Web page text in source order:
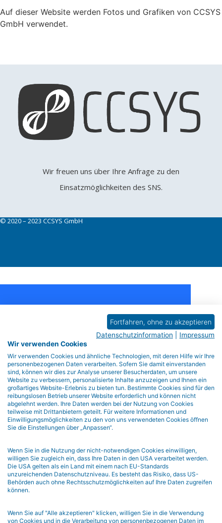
Auf dieser Website werden Fotos und Grafiken von CCSYS
GmbH verwendet.
Wir freuen uns über Ihre Anfrage zu den
Einsatzmöglichkeiten des SNS.
© 2020 – 2023 CCSYS GmbH
Black Friday Sale -
50% Discount
Day
Hr
Min
Sec
Yes, I Want This!
No Thanks, I don't want to save
Fortfahren, ohne zu akzeptieren
Datenschutzinformation
Impressum
Wir verwenden Cookies
Wir verwenden Cookies und ähnliche Technologien, mit deren Hilfe wir Ihre
personenbezogenen Daten verarbeiten. Sofern Sie damit einverstanden
sind, können wir dies zur Analyse unserer Besucherdaten, um unsere
Website zu verbessern, personalisierte Inhalte anzuzeigen und Ihnen ein
großartiges Website-Erlebnis zu bieten tun. Bestimmte Cookies sind für den
reibungslosen Betrieb unserer Website erforderlich und können nicht
abgelehnt werden. Ihre Daten werden bei der Nutzung von Cookies
teilweise mit Drittanbietern geteilt. Für weitere Informationen und
Einwilligungsmöglichkeiten zu den von uns verwendeten Cookies öffnen
Sie die Einstellungen über „Anpassen“.
Wenn Sie in die Nutzung der nicht-notwendigen Cookies einwilligen,
willigen Sie zugleich ein, dass Ihre Daten in den USA verarbeitet werden.
Die USA gelten als ein Land mit einem nach EU-Standards
unzureichenden Datenschutzniveau. Es besteht das Risiko, dass US-
Behörden auch ohne Rechtsschutzmöglichkeiten auf Ihre Daten zugreifen
können.
Wenn Sie auf "Alle akzeptieren" klicken, willigen Sie in die Verwendung
von Cookies und in die Verarbeitung von personenbezogenen Daten im